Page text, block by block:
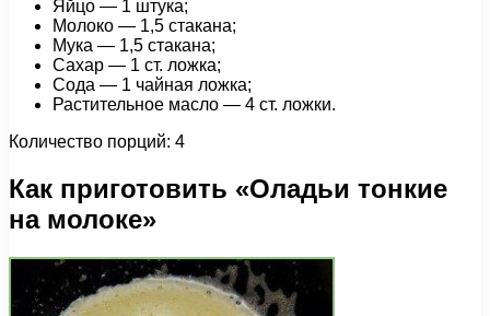
Яйцо — 1 штука;
Молоко — 1,5 стакана;
Мука — 1,5 стакана;
Сахар — 1 ст. ложка;
Сода — 1 чайная ложка;
Растительное масло — 4 ст. ложки.
Количество порций: 4
Как приготовить «Оладьи тонкие
на молоке»